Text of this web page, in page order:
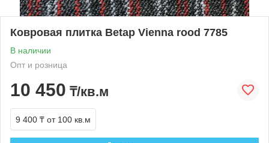
Ковровая плитка Betap Vienna rood 7785
В наличии
Опт и розница
10 450 ₸/кв.м
9 400 ₸ от 100 кв.м